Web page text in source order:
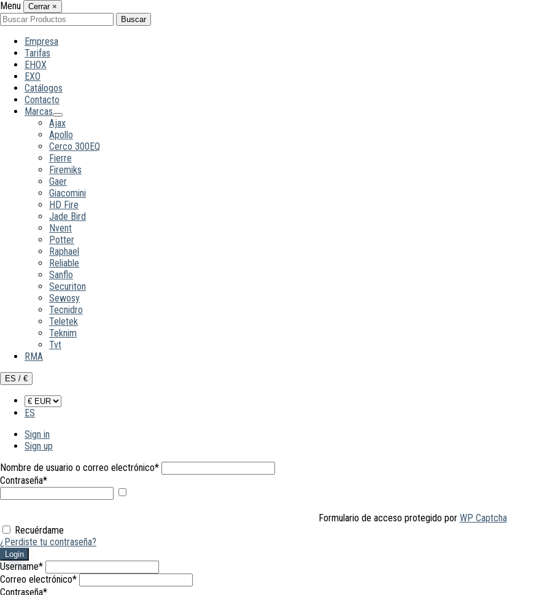
Menu Cerrar ×
Buscar
por:
Buscar
Empresa
Tarifas
EHOX
EXO
Catálogos
Contacto
Marcas
Ajax
Apollo
Cerco 300EQ
Fierre
Firemiks
Gaer
Giacomini
HD Fire
Jade Bird
Nvent
Potter
Raphael
Reliable
Sanflo
Securiton
Sewosy
Tecnidro
Teletek
Teknim
Tvt
RMA
ES / €
ES
Sign in
Sign up
Nombre de usuario o correo electrónico*
Contraseña*
Formulario de acceso protegido por WP Captcha
Recuérdame
¿Perdiste tu contraseña?
Login
Username*
Correo electrónico*
Contraseña*